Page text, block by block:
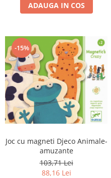
ADAUGA IN COS
-15%
Joc cu magneti Djeco Animale-
amuzante
103,71 Lei
88,16 Lei